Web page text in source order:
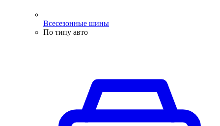
Всесезонные шины
По типу авто